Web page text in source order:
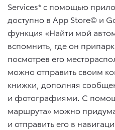
Services* с помощью
доступно в App Store© и
функция «Найти мой
вспомнить, где он
посмотрев его
можно отправить своим
книжки, дополняя
и фотографиями. С
маршрута» можно
и отправить его в